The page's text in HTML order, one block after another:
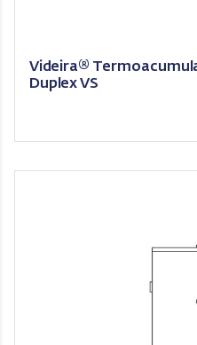
Videira®
Duplex VS